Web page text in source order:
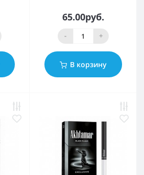
65.00руб.
- +
В корзину